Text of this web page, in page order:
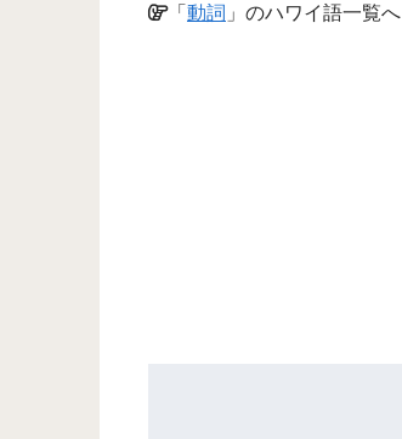
「動詞 」のハワイ語一覧へ